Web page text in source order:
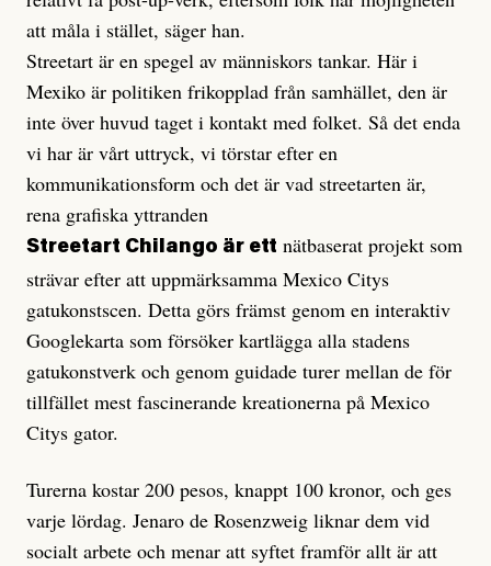
att måla i stället, säger han.
Streetart är en spegel av människors tankar. Här i
Mexiko är politiken frikopp­lad från samhället, den är
inte över huvud taget i kontakt med folket. Så det enda
vi har är vårt uttryck, vi törstar efter en
kommunikationsform och det är vad street­arten är,
rena grafiska yttranden
Streetart Chilango är ett nätbaserat projekt som
strävar efter att uppmärksamma Mexico Citys
gatukonstscen. Detta görs främst genom en interaktiv
Googlekarta som försöker kartlägga alla stadens
gatukonstverk och genom guidade turer mellan de för
tillfället mest fascinerande kre­ationerna på Mexico
Citys gator.
Turerna kostar 200 pesos, knappt 100 kronor, och ges
varje lördag. Jenaro de Rosenzweig lik­nar dem vid
socialt arbete och menar att syftet framför allt är att